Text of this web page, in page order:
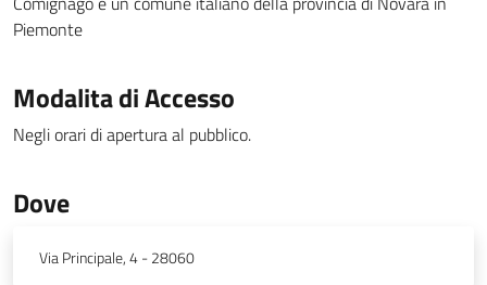
Piemonte
Modalita di Accesso
Negli orari di apertura al pubblico.
Dove
Via Principale, 4 - 28060